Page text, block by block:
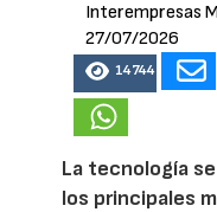
Interempresas
27/07/2026
14744
La tecnología
los principales